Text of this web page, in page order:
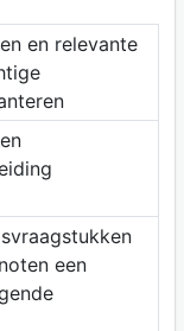
en relevante
een